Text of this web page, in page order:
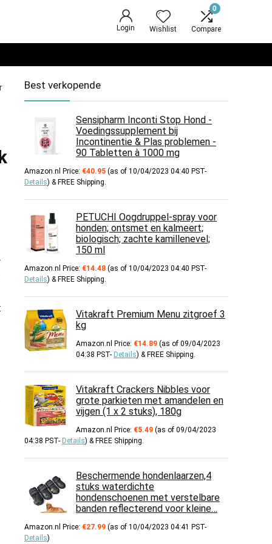
Login Wishlist
0
Compare
Best verkopende
Sensipharm Inconti Stop Hond -
Voedingssupplement bij
Incontinentie & Plas problemen -
90 Tabletten à 1000 mg
Amazon.nl Price: €40.95 (as of 10/04/2023 04:40 PST-
Details) & FREE Shipping.
PETUCHI Oogdruppel-spray voor
honden; ontsmet en kalmeert;
biologisch; zachte kamillenevel;
150 ml
Amazon.nl Price: €14.48 (as of 10/04/2023 04:40 PST-
Details) & FREE Shipping.
Vitakraft Premium Menu zitgroef 3
kg
Amazon.nl Price: €14.89 (as of 09/04/2023
04:38 PST- Details) & FREE Shipping.
Vitakraft Crackers Nibbles voor
grote parkieten met amandelen en
vijgen (1 x 2 stuks), 180g
Amazon.nl Price: €5.49 (as of 09/04/2023
04:38 PST- Details) & FREE Shipping.
Beschermende hondenlaarzen,4
stuks waterdichte
hondenschoenen met verstelbare
banden reflecterend voor kleine…
Amazon.nl Price: €27.99 (as of 10/04/2023 04:41 PST-
Details)